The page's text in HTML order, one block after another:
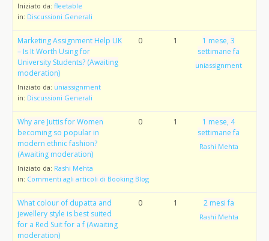
Iniziato da: fleetable
in: Discussioni Generali
Marketing Assignment Help UK
– Is It Worth Using for
University Students? (Awaiting
moderation)
Iniziato da: uniassignment
in: Discussioni Generali
0 1
1 mese, 3
settimane fa
uniassignment
Why are Juttis for Women
becoming so popular in
modern ethnic fashion?
(Awaiting moderation)
Iniziato da: Rashi Mehta
in: Commenti agli articoli di Booking Blog
0 1
1 mese, 4
settimane fa
Rashi Mehta
What colour of dupatta and
jewellery style is best suited
for a Red Suit for a f (Awaiting
moderation)
0 1 2 mesi fa
Rashi Mehta